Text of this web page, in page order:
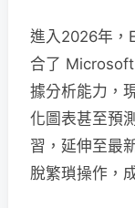
進入2026年，
合了
據分析能力，
化圖表甚至預
習，延伸至最
脫繁瑣操作，